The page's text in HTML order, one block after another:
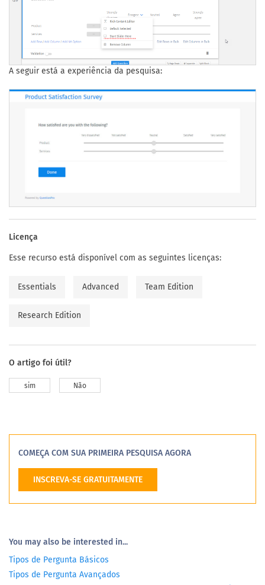
A seguir está a experiência da pesquisa:
Licença
Esse recurso está disponível com as seguintes licenças:
Essentials Advanced Team Edition
Research Edition
O artigo foi útil?
sim Não
COMEÇA COM SUA PRIMEIRA PESQUISA AGORA
INSCREVA-SE GRATUITAMENTE
You may also be interested in...
Tipos de Pergunta Básicos
Tipos de Pergunta Avançados